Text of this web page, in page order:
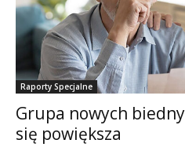
Raporty Specjalne
Grupa nowych
się powiększa